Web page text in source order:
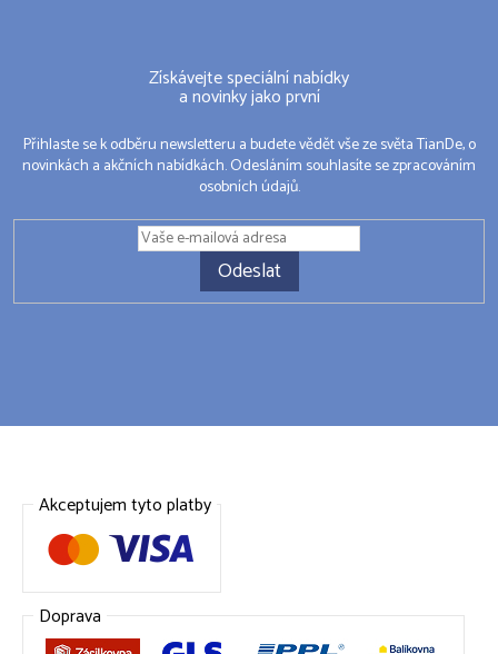
Získávejte speciální nabídky
a novinky jako první
Přihlaste se k odběru newsletteru a budete vědět vše ze světa TianDe, o
novinkách a akčních nabídkách. Odesláním souhlasíte se zpracováním
osobních údajů.
Odeslat
Akceptujem tyto platby
Doprava